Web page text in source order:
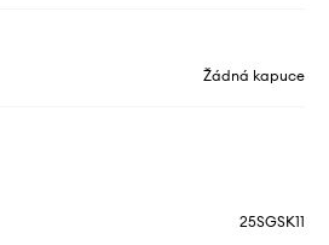
Žádná kapuce
25SGSK11